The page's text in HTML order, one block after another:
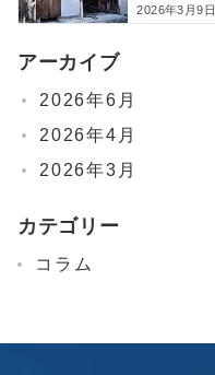
2026年3月9日
アーカイブ
2026年6月
2026年4月
2026年3月
カテゴリー
コラム